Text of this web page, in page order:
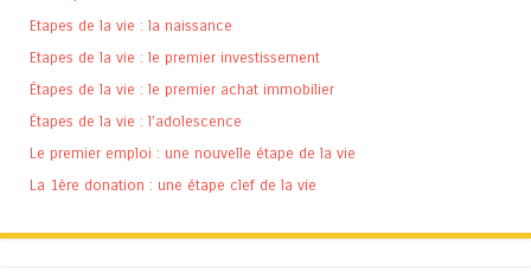
Etapes de la vie : la naissance
Etapes de la vie : le premier investissement
Étapes de la vie : le premier achat immobilier
Étapes de la vie : l’adolescence
Le premier emploi : une nouvelle étape de la vie
La 1ère donation : une étape clef de la vie